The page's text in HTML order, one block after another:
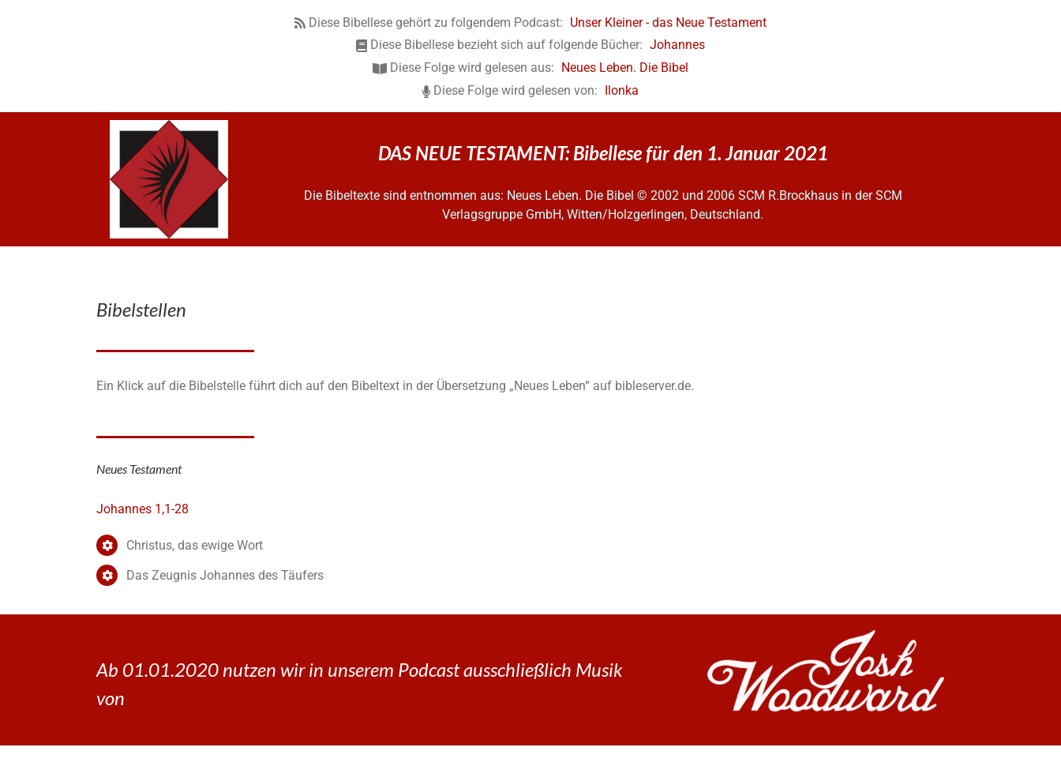
Diese Bibellese gehört zu folgendem Podcast: Unser Kleiner - das Neue Testament
Diese Bibellese bezieht sich auf folgende Bücher: Johannes
Diese Folge wird gelesen aus:
Neues Leben. Die Bibel
Diese Folge wird gelesen von: Ilonka
DAS NEUE TESTAMENT: Bibellese für den 1. Januar 2021
Die Bibeltexte sind entnommen aus: Neues Leben. Die Bibel © 2002 und 2006 SCM R.Brockhaus in der SCM
Verlagsgruppe GmbH, Witten/Holzgerlingen, Deutschland.
Bibelstellen
Ein Klick auf die Bibelstelle führt dich auf den Bibeltext in der Übersetzung „Neues Leben“ auf bibleserver.de.
Neues Testament
Johannes 1,1-28
Christus, das ewige Wort
Das Zeugnis Johannes des Täufers
Ab 01.01.2020 nutzen wir in unserem Podcast ausschließlich Musik
von